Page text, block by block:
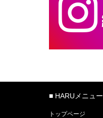
■ HARUメニュー
トップページ